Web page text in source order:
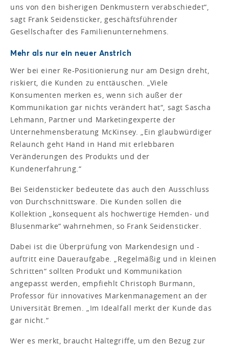
uns von den bisherigen Denkmustern verabschiedet“,
sagt Frank Seidensticker, geschäftsführender
Gesellschafter des Familienunternehmens.
Mehr als nur ein neuer Anstrich
Wer bei einer Re-Positionierung nur am Design dreht,
riskiert, die Kunden zu enttäuschen. „Viele
Konsumenten merken es, wenn sich außer der
Kommunikation gar nichts verändert hat“, sagt Sascha
Lehmann, Partner und Marketingexperte der
Unternehmensberatung McKinsey. „Ein glaubwürdiger
Relaunch geht Hand in Hand mit erlebbaren
Veränderungen des Produkts und der
Kundenerfahrung.“
Bei Seidensticker bedeutete das auch den Ausschluss
von Durchschnittsware. Die Kunden sollen die
Kollektion „konsequent als hochwertige Hemden- und
Blusenmarke“ wahrnehmen, so Frank Seidensticker.
Dabei ist die Überprüfung von Markendesign und -
auftritt eine Daueraufgabe. „Regelmäßig und in kleinen
Schritten“ sollten Produkt und Kommunikation
angepasst werden, empfiehlt Christoph Burmann,
Professor für innovatives Markenmanagement an der
Universität Bremen. „Im Idealfall merkt der Kunde das
gar nicht.“
Wer es merkt, braucht Haltegriffe, um den Bezug zur